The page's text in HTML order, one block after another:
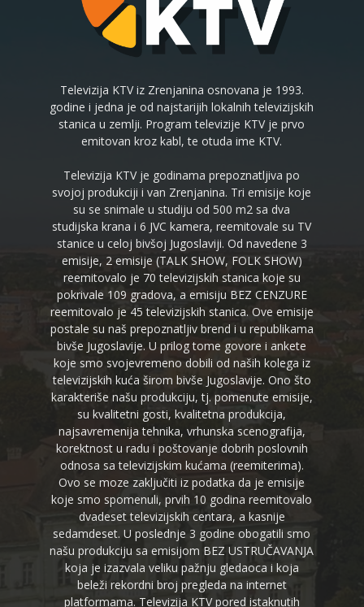
Televizija KTV iz Zrenjanina osnovana je 1993.
godine i jedna je od najstarijih lokalnih televizijskih
stanica u zemlji. Program televizije KTV je prvo
emitovan kroz kabl, te otuda ime KTV.
Televizija KTV je godinama prepoznatljiva po
svojoj produkciji i van Zrenjanina. Tri emisije koje
su se snimale u studiju od 500 m2 sa dva
studijska krana i 6 JVC kamera, reemitovale su TV
stanice u celoj bivšoj Jugoslaviji. Od navedene 3
emisije, 2 emisije (TALK SHOW, FOLK SHOW)
reemitovalo je 70 televizijskih stanica koje su
pokrivale 109 gradova, a emisiju BEZ CENZURE
reemitovalo je 45 televizijskih stanica. Ove emisije
postale su naš prepoznatljiv brend i u republikama
bivše Jugoslavije. U prilog tome govore i ankete
koje smo svojevremeno dobili od naših kolega iz
televizijskih kuća širom bivše Jugoslavije. Ono što
karakteriše našu produkciju, tj. pomenute emisije,
su kvalitetni gosti, kvalitetna produkcija,
najsavremenija tehnika, vrhunska scenografija,
korektnost u radu i poštovanje dobrih poslovnih
odnosa sa televizijskim kućama (reemiterima).
Ovo se moze zaključiti iz podatka da je emisije
koje smo spomenuli, prvih 10 godina reemitovalo
dvadeset televizijskih centara, a kasnije
sedamdeset. U poslednje 3 godine obogatili smo
našu produkciju sa emisijom BEZ USTRUČAVANJA
koja je izazvala veliku pažnju gledaoca i koja
beleži rekordni broj pregleda na internet
platformama. Televizija KTV pored istaknutih